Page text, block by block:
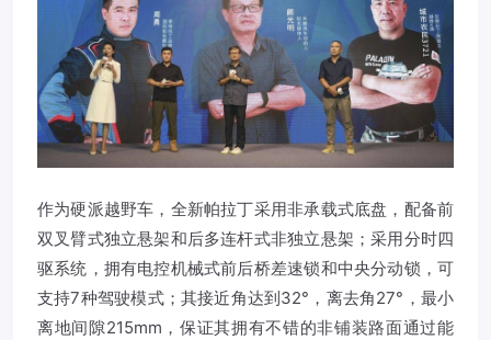
作为硬派越野车，全新帕拉丁采用非承载式底盘，配备前
双叉臂式独立悬架和后多连杆式非独立悬架；采用分时四
驱系统，拥有电控机械式前后桥差速锁和中央分动锁，可
支持7种驾驶模式；其接近角达到32°，离去角27°，最小
离地间隙215mm，保证其拥有不错的非铺装路面通过能